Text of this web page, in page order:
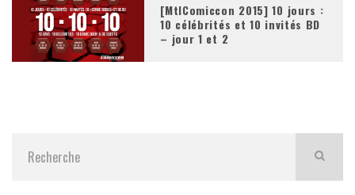
[MtlComiccon 2015] 10 jours :
10 célébrités et 10 invités BD
– jour 1 et 2